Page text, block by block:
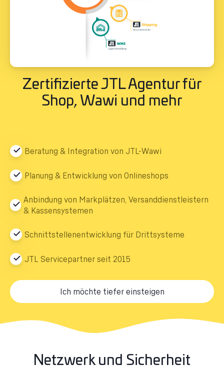
Zertifizierte JTL Agentur für
Shop, Wawi und mehr
Beratung & Integration von JTL-Wawi
Planung & Entwicklung von Onlineshops
Anbindung von Markplätzen, Versanddienstleistern
& Kassensystemen
Schnittstellenentwicklung für Drittsysteme
JTL Servicepartner seit 2015
Ich möchte tiefer einsteigen
Netzwerk und Sicherheit